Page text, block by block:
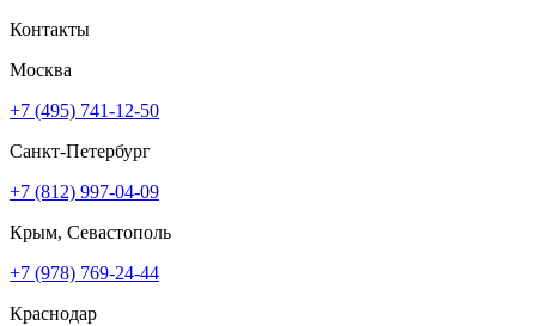
Контакты
Москва
+7 (495) 741-12-50
Санкт-Петербург
+7 (812) 997-04-09
Крым, Севастополь
+7 (978) 769-24-44
Краснодар